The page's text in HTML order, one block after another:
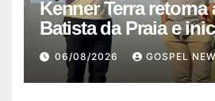
Kenner Terra retorna
Batista da Praia e
…06/08/2026 GOSPEL